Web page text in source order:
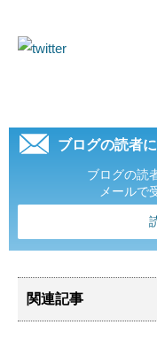
ブログの読者
ブログの読
メールで
関連記事